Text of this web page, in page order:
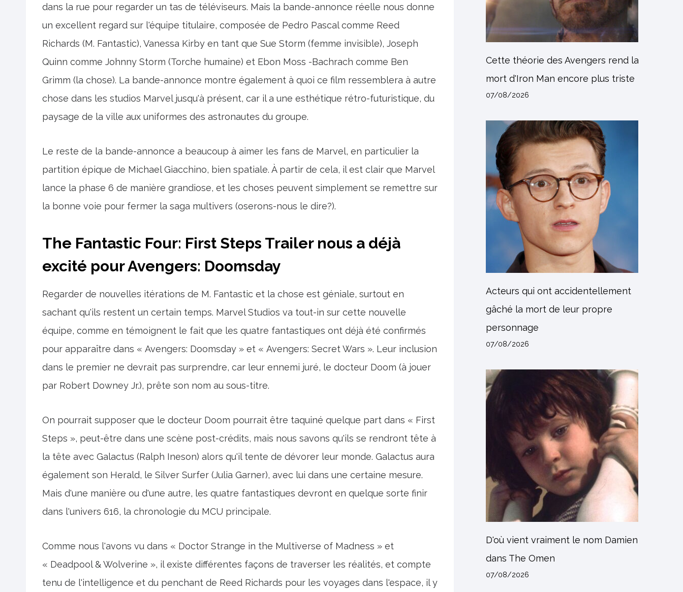
dans la rue pour regarder un tas de téléviseurs. Mais la bande-annonce réelle nous donne
un excellent regard sur l'équipe titulaire, composée de Pedro Pascal comme Reed
Richards (M. Fantastic), Vanessa Kirby en tant que Sue Storm (femme invisible), Joseph
Quinn comme Johnny Storm (Torche humaine) et Ebon Moss -Bachrach comme Ben
Grimm (la chose). La bande-annonce montre également à quoi ce film ressemblera à autre
chose dans les studios Marvel jusqu'à présent, car il a une esthétique rétro-futuristique, du
paysage de la ville aux uniformes des astronautes du groupe.
Le reste de la bande-annonce a beaucoup à aimer les fans de Marvel, en particulier la
partition épique de Michael Giacchino, bien spatiale. À partir de cela, il est clair que Marvel
lance la phase 6 de manière grandiose, et les choses peuvent simplement se remettre sur
la bonne voie pour fermer la saga multivers (oserons-nous le dire?).
The Fantastic Four: First Steps Trailer nous a déjà
excité pour Avengers: Doomsday
Regarder de nouvelles itérations de M. Fantastic et la chose est géniale, surtout en
sachant qu'ils restent un certain temps. Marvel Studios va tout-in sur cette nouvelle
équipe, comme en témoignent le fait que les quatre fantastiques ont déjà été confirmés
pour apparaître dans « Avengers: Doomsday » et « Avengers: Secret Wars ». Leur inclusion
dans le premier ne devrait pas surprendre, car leur ennemi juré, le docteur Doom (à jouer
par Robert Downey Jr.), prête son nom au sous-titre.
On pourrait supposer que le docteur Doom pourrait être taquiné quelque part dans « First
Steps », peut-être dans une scène post-crédits, mais nous savons qu'ils se rendront tête à
la tête avec Galactus (Ralph Ineson) alors qu'il tente de dévorer leur monde. Galactus aura
également son Herald, le Silver Surfer (Julia Garner), avec lui dans une certaine mesure.
Mais d'une manière ou d'une autre, les quatre fantastiques devront en quelque sorte finir
dans l'univers 616, la chronologie du MCU principale.
Comme nous l'avons vu dans « Doctor Strange in the Multiverse of Madness » et
« Deadpool & Wolverine », il existe différentes façons de traverser les réalités, et compte
tenu de l'intelligence et du penchant de Reed Richards pour les voyages dans l'espace, il y
Cette théorie des Avengers rend la
mort d'Iron Man encore plus triste
07/08/2026
Acteurs qui ont accidentellement
gâché la mort de leur propre
personnage
07/08/2026
D'où vient vraiment le nom Damien
dans The Omen
07/08/2026